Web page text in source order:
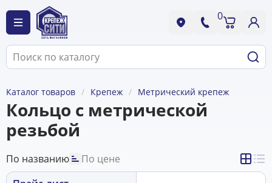
0
Каталог товаров Крепеж Метрический крепеж
Кольцо с метрической
резьбой
По названию
По цене